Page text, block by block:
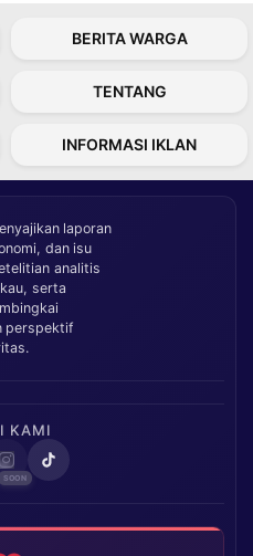
BERITA WARGA
TENTANG
INFORMASI IKLAN
laporan
dan isu
analitis
serta
perspektif
KAMI